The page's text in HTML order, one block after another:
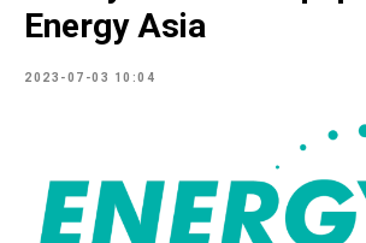
Energy Asia
2023-07-03 10:04